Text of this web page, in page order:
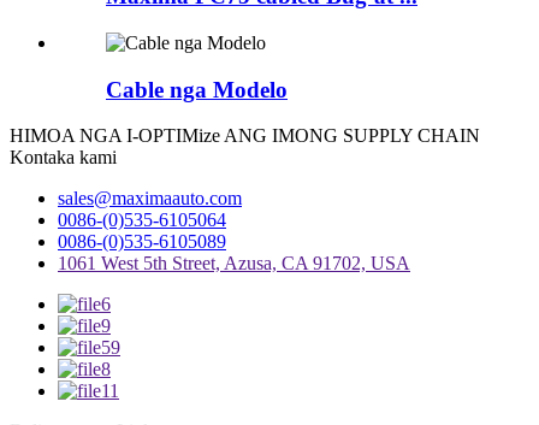
Cable nga Modelo
HIMOA NGA I-OPTIMize ANG IMONG SUPPLY CHAIN
Kontaka kami
sales@maximaauto.com
0086-(0)535-6105064
0086-(0)535-6105089
1061 West 5th Street, Azusa, CA 91702, USA